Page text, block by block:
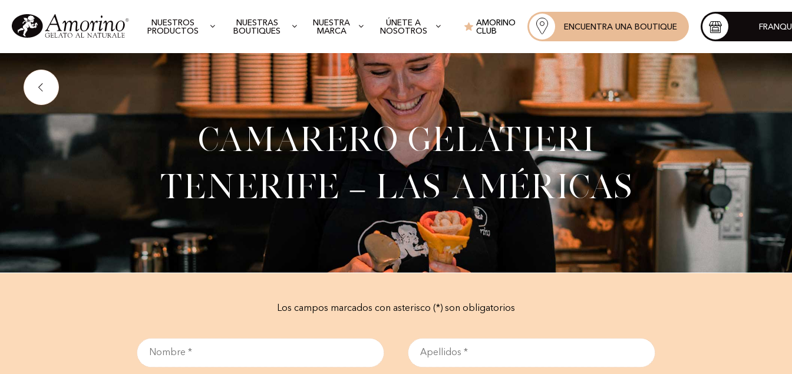
NUESTROS
PRODUCTOS
NUESTRAS
BOUTIQUES
NUESTRA
MARCA
ÚNETE A
NOSOTROS
AMORINO
CLUB
ENCUENTRA UNA BOUTIQUE
Camarero gelatieri
Tenerife – Las Américas
Los campos marcados con asterisco (*) son obligatorios